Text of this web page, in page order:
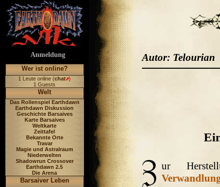
Anmeldung
Wer ist online?
1 Leute online (chat )
1 Guests
Welt
Das Rollenspiel Earthdawn
Earthdawn Diskussion
Geschichte Barsaives
Karte Barsaives
Weltkarte
Zeittafel
Bekannte Orte
Travar
Magie und Astralraum
Niederwelten
Shadowrun Crossover
Earthdawn 2.5
Die Arena
Barsaiver Leben
Autor: Telourian
ur